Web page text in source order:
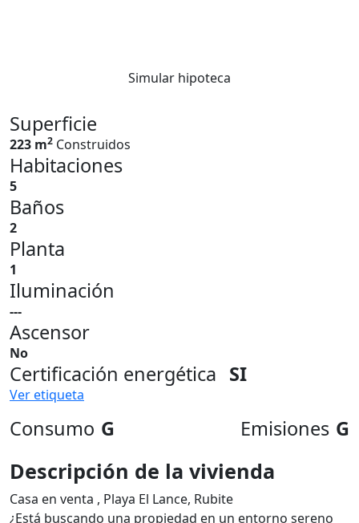
Simular hipoteca
Superficie
223 m2 Construidos
Habitaciones
5
Baños
2
Planta
1
Iluminación
---
Ascensor
No
Certificación energética SI
Ver etiqueta
Consumo G Emisiones G
Descripción de la vivienda
Casa en venta , Playa El Lance, Rubite
¿Está buscando una propiedad en un entorno sereno